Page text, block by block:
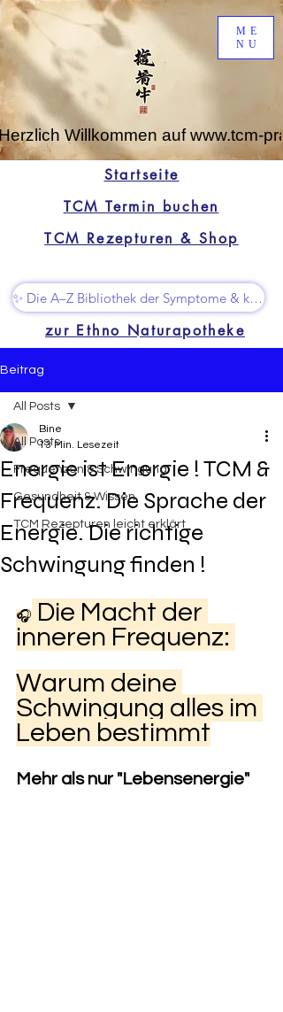
ME
NU
Willkommen auf www.tcm-
✨ Die A–Z Bibliothek der Symptome & kleine Superhelfer
zur Ethno Naturapotheke
TCM Termin buchen
Startseite
TCM Rezepturen & Shop
Beitrag
All Posts
Frequenzen & Schwingung
Gesundheit & Wissen
TCM Rezepturen leicht erklärt
All Posts
Energie ist Energie ! TCM &
Frequenz. Die Sprache der
Energie. Die richtige
Schwingung finden !
Bine
13 Min. Lesezeit
🎧 Die Macht der
inneren Frequenz:
Warum deine
Schwingung alles im
Leben bestimmt
Mehr als nur "Lebensenergie"